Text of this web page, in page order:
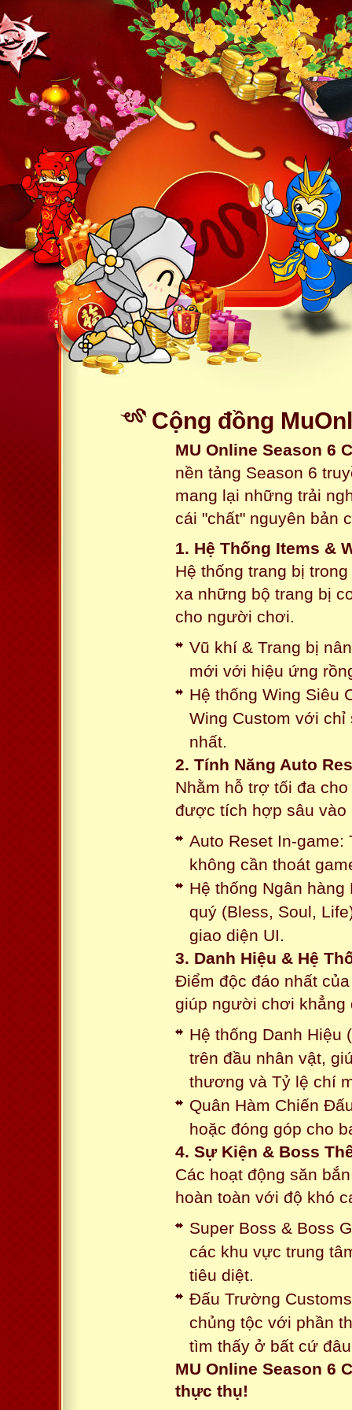
Cộng đồng
MU Online Season 6
nền tảng Season 6
mang lại những trải
cái "chất" nguyên bản
1. Hệ Thống Items &
Hệ thống trang bị
xa những bộ trang bị
cho người chơi.
Vũ khí & Trang bị
mới với hiệu ứng
Hệ thống Wing Siêu
Wing Custom với
nhất.
2. Tính Năng Auto
Nhằm hỗ trợ tối đa
được tích hợp sâu vào
Auto Reset In-game:
không cần thoát
Hệ thống Ngân
quý (Bless, Soul,
giao diện UI.
3. Danh Hiệu & Hệ
Điểm độc đáo nhất
giúp người chơi khẳng
Hệ thống Danh Hiệu
trên đầu nhân vật,
thương và Tỷ lệ chí
Quân Hàm Chiến
hoặc đóng góp cho
4. Sự Kiện & Boss
Các hoạt động săn
hoàn toàn với độ khó
Super Boss & Boss
các khu vực trung
tiêu diệt.
Đấu Trường
chủng tộc với phần
tìm thấy ở bất cứ
MU Online Season 6
thực thụ!